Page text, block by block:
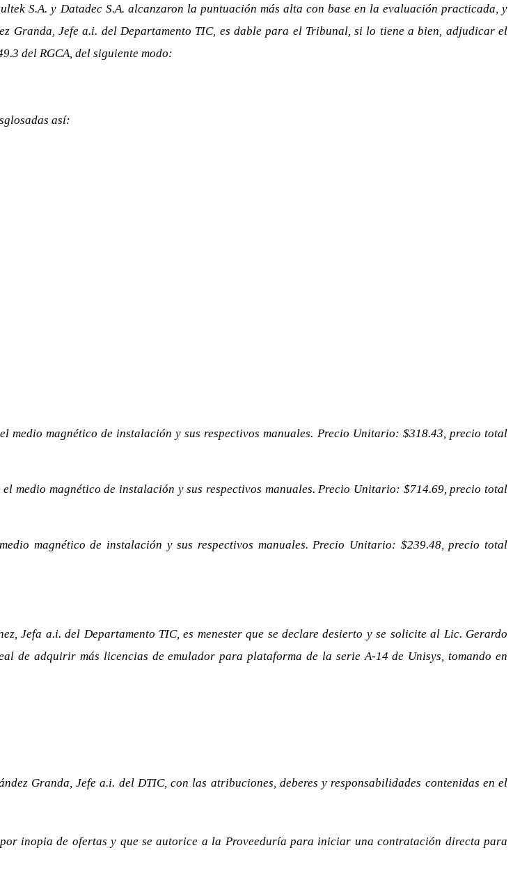
S.A. y Datadec S.A. alcanzaron la puntuación más alta con base en la evaluación practicada, y
Granda, Jefe a.i. del Departamento TIC, es dable para el Tribunal, si lo tiene a bien, adjudicar el
del RGCA, del siguiente modo:
así:
medio magnético de instalación y sus respectivos manuales. Precio Unitario: $318.43, precio total
medio magnético de instalación y sus respectivos manuales. Precio Unitario: $714.69, precio total
magnético de instalación y sus respectivos manuales. Precio Unitario: $239.48, precio total
Jefa a.i. del Departamento TIC, es menester que se declare desierto y se solicite al Lic. Gerardo
de adquirir más licencias de emulador para plataforma de la serie A-14 de Unisys, tomando en
Granda, Jefe a.i. del DTIC, con las atribuciones, deberes y responsabilidades contenidas en el
inopia de ofertas y que se autorice a la Proveeduría para iniciar una contratación directa para